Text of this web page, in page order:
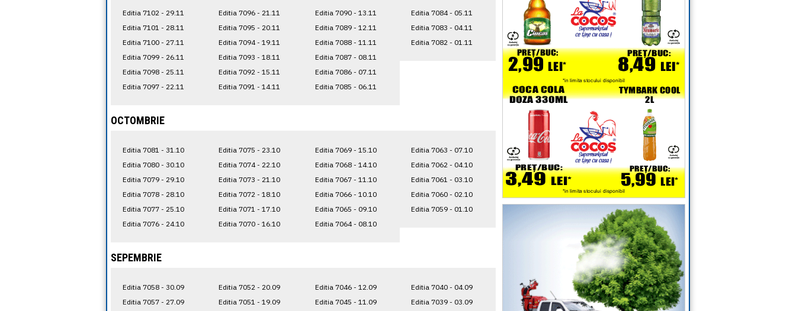
Editia 7102 - 29.11
Editia 7101 - 28.11
Editia 7100 - 27.11
Editia 7099 - 26.11
Editia 7098 - 25.11
Editia 7097 - 22.11
Editia 7096 - 21.11
Editia 7095 - 20.11
Editia 7094 - 19.11
Editia 7093 - 18.11
Editia 7092 - 15.11
Editia 7091 - 14.11
Editia 7090 - 13.11
Editia 7089 - 12.11
Editia 7088 - 11.11
Editia 7087 - 08.11
Editia 7086 - 07.11
Editia 7085 - 06.11
Editia 7084 - 05.11
Editia 7083 - 04.11
Editia 7082 - 01.11
OCTOMBRIE
Editia 7081 - 31.10
Editia 7080 - 30.10
Editia 7079 - 29.10
Editia 7078 - 28.10
Editia 7077 - 25.10
Editia 7076 - 24.10
Editia 7075 - 23.10
Editia 7074 - 22.10
Editia 7073 - 21.10
Editia 7072 - 18.10
Editia 7071 - 17.10
Editia 7070 - 16.10
Editia 7069 - 15.10
Editia 7068 - 14.10
Editia 7067 - 11.10
Editia 7066 - 10.10
Editia 7065 - 09.10
Editia 7064 - 08.10
Editia 7063 - 07.10
Editia 7062 - 04.10
Editia 7061 - 03.10
Editia 7060 - 02.10
Editia 7059 - 01.10
SEPEMBRIE
Editia 7058 - 30.09
Editia 7057 - 27.09
Editia 7052 - 20.09
Editia 7051 - 19.09
Editia 7046 - 12.09
Editia 7045 - 11.09
Editia 7040 - 04.09
Editia 7039 - 03.09